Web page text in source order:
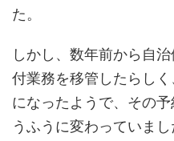
た。
しかし、数年前から自
付業務を移管したらし
になったようで、その
うふうに変わっていまし